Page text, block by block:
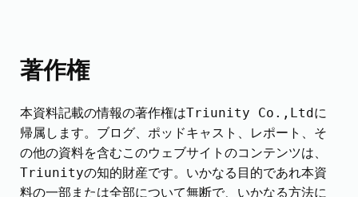
著作権
本資料記載の情報の著作権はTriunity Co.,Ltdに
帰属します。ブログ、ポッドキャスト、レポート、そ
の他の資料を含むこのウェブサイトのコンテンツは、
Triunityの知的財産です。いかなる目的であれ本資
料の一部または全部について無断で、いかなる方法に